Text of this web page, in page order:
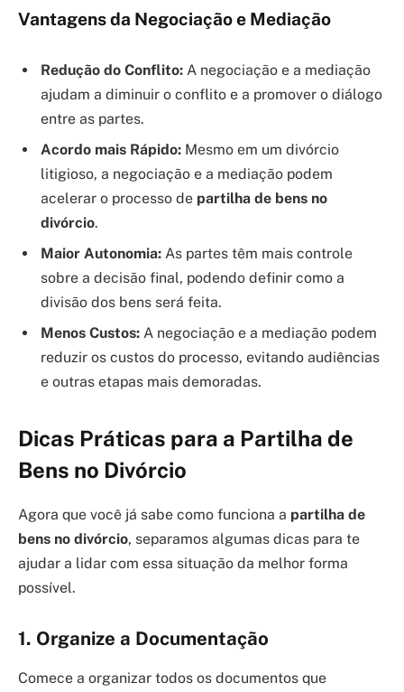
Vantagens da Negociação e Mediação
Redução do Conflito: A negociação e a mediação
ajudam a diminuir o conflito e a promover o diálogo
entre as partes.
Acordo mais Rápido: Mesmo em um divórcio
litigioso, a negociação e a mediação podem
acelerar o processo de partilha de bens no
divórcio.
Maior Autonomia: As partes têm mais controle
sobre a decisão final, podendo definir como a
divisão dos bens será feita.
Menos Custos: A negociação e a mediação podem
reduzir os custos do processo, evitando audiências
e outras etapas mais demoradas.
Dicas Práticas para a Partilha de
Bens no Divórcio
Agora que você já sabe como funciona a partilha de
bens no divórcio, separamos algumas dicas para te
ajudar a lidar com essa situação da melhor forma
possível.
1. Organize a Documentação
Comece a organizar todos os documentos que